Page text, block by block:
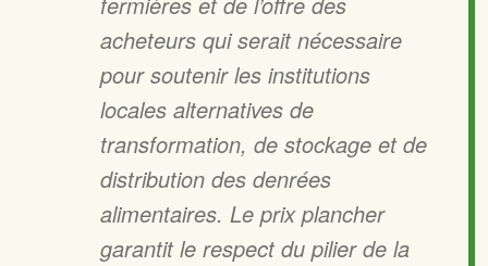
acheteurs qui serait nécessaire
pour soutenir les institutions
locales alternatives de
transformation, de stockage et de
distribution des denrées
alimentaires. Le prix plancher
garantit le respect du pilier de la